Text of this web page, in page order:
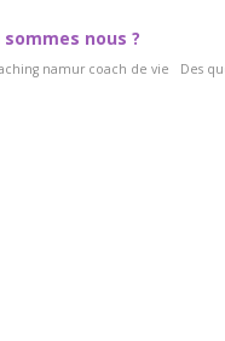
nous ?
namur coach de vie Des